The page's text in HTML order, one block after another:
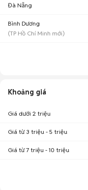
Đà Nẵng
Bình Dương
(TP Hồ Chí Minh mới)
Khoảng giá
Giá dưới 2 triệu
Giá từ 3 triệu - 5 triệu
Giá từ 7 triệu - 10 triệu